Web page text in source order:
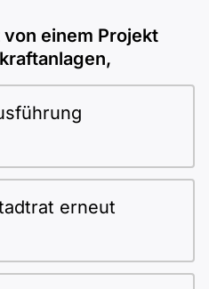
einem Projekt
erneut